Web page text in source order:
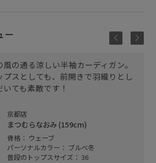
ー
の通る涼しい半袖カーディガン。
プスとしても、前開きで羽織りとし
ても素敵です！
京都店
まつむらなおみ (159cm)
骨格： ウェーブ
パーソナルカラー： ブルべ冬
普段のトップスサイズ： 36